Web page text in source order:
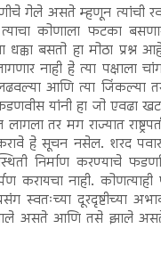
असते म्हणून त्यांची
कोणाला फटका
बसतो हा मोठा प्रश्न
नाही हे त्या पक्षाला
आणि त्या जिंकल्या
यांनी हा जो एवढा
तर मग राज्यात
हे सूचन नसेल. शरद
निर्माण करण्याचे
करायचा नाही.
स्वतःच्या दूरदृष्टीच्या
झाले असते आणि तसे झाले